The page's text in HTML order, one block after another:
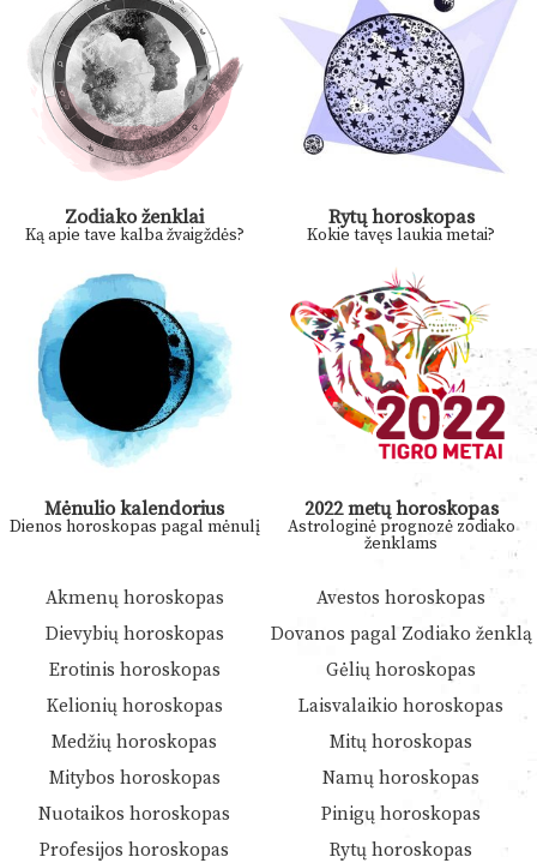
Zodiako ženklai
Ką apie tave kalba žvaigždės?
Rytų horoskopas
Kokie tavęs laukia metai?
Mėnulio kalendorius
Dienos horoskopas pagal mėnulį
2022 metų horoskopas
Astrologinė prognozė zodiako
ženklams
Akmenų horoskopas
Avestos horoskopas
Dievybių horoskopas
Dovanos pagal Zodiako ženklą
Erotinis horoskopas
Gėlių horoskopas
Kelionių horoskopas
Laisvalaikio horoskopas
Medžių horoskopas
Mitų horoskopas
Mitybos horoskopas
Namų horoskopas
Nuotaikos horoskopas
Pinigų horoskopas
Profesijos horoskopas
Rytų horoskopas